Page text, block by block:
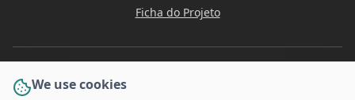
We use cookies
Ficha do Projeto